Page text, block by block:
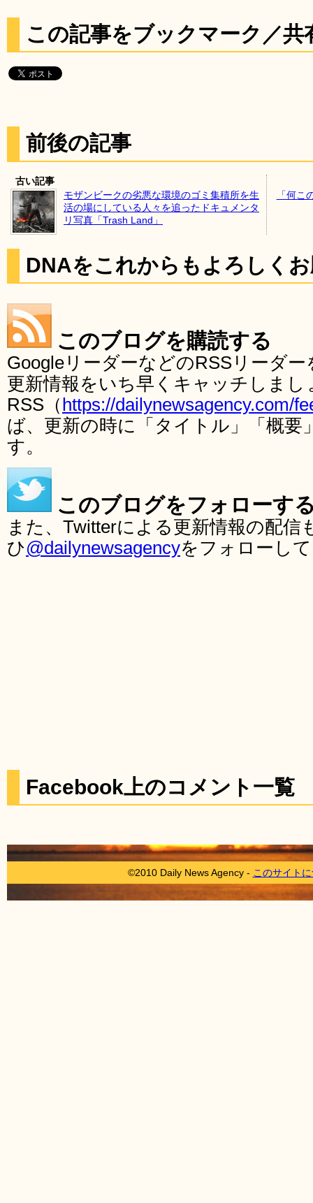
この記事をブックマーク／共
前後の記事
古い記事
モザンビークの劣悪な環境のゴミ集積所を生
活の場にしている人々を追ったドキュメンタ
リ写真「Trash Land」
「何
DNAをこれからもよろしく
このブログを購読する
GoogleリーダーなどのRSSリーダ
更新情報をいち早くキャッチしま
RSS（ https://dailynewsagency.com/
ば、更新の時に「タイトル」「概要
す。
このブログをフォローす
また、Twitterによる更新情報の配
ひ@dailynewsagencyをフォローし
Facebook上のコメント一覧
©2010 Daily News Agency - このサイト